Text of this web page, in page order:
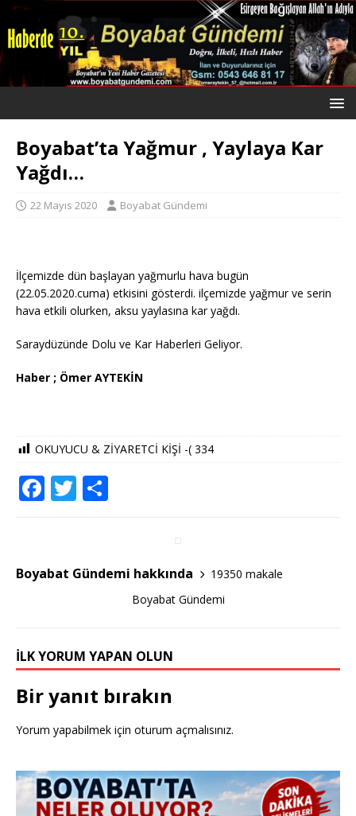
Boyabat’ta Yağmur , Yaylaya Kar
Yağdı…
22 Mayıs 2020 Boyabat Gündemi
İlçemizde dün başlayan yağmurlu hava bugün
(22.05.2020.cuma) etkisini gösterdi. ilçemizde yağmur ve serin
hava etkili olurken, aksu yaylasına kar yağdı.
Saraydüzünde Dolu ve Kar Haberleri Geliyor.
Haber ; Ömer AYTEKİN
OKUYUCU & ZİYARETCİ KİŞİ -( 334
F
e
b
k
T
te
r
e
Boyabat Gündemi hakkında
19350 makale
Boyabat Gündemi
İLK YORUM YAPAN OLUN
Bir yanıt bırakın
Yorum yapabilmek için oturum açmalısınız.